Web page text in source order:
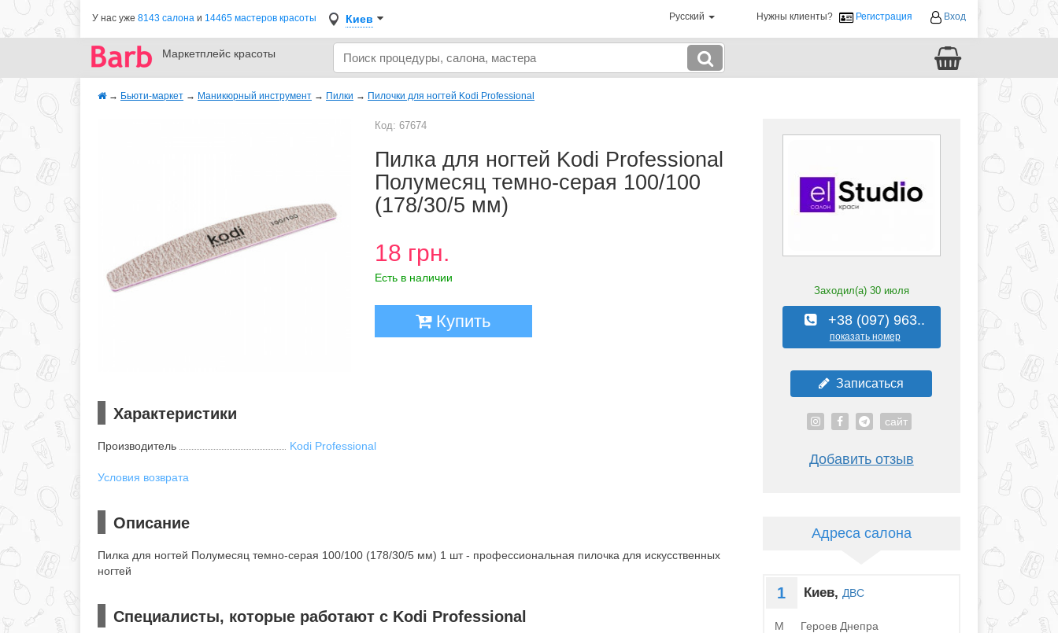
У нас уже 8143 салона и 14465 мастеров красоты Киев Русский Нужны клиенты? Регистрация Вход
Маркетплейс красоты
→ Бьюти-маркет → Маникюрный инструмент → Пилки → Пилочки для ногтей Kodi Professional
Код: 67674
Пилка для ногтей Kodi Professional
Полумесяц темно-cерая 100/100
(178/30/5 мм)
18 грн.
Есть в наличии
Купить
Характеристики
Производитель Kodi Professional
Условия возврата
Описание
Пилка для ногтей Полумесяц темно-cерая 100/100 (178/30/5 мм) 1 шт - профессиональная пилочка для искусственных
ногтей
Специалисты, которые работают с Kodi Professional
Заходил(а) 30 июля
+38 (097) 963..
показать номер
Записаться
сайт
Добавить отзыв
Адреса салона
1 Киев, ДВС
M
Героев Днепра